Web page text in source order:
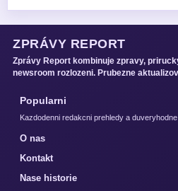
ZPRÁVY REPORT
Zprávy Report kombinuje zpravy,
newsroom rozlozeni. Prubezne
Popularni
Kazdodenni redakcni prehledy a
O nas
Kontakt
Nase historie